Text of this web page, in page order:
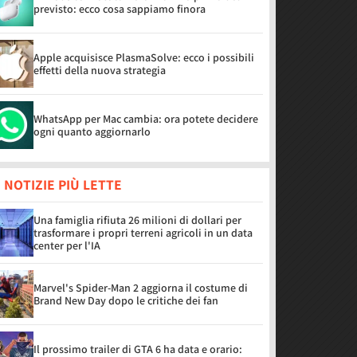
previsto: ecco cosa sappiamo finora
Apple acquisisce PlasmaSolve: ecco i possibili
effetti della nuova strategia
WhatsApp per Mac cambia: ora potete decidere
ogni quanto aggiornarlo
NOTIZIE PIÙ LETTE
Una famiglia rifiuta 26 milioni di dollari per
trasformare i propri terreni agricoli in un data
center per l'IA
Marvel's Spider-Man 2 aggiorna il costume di
Brand New Day dopo le critiche dei fan
Il prossimo trailer di GTA 6 ha data e orario: